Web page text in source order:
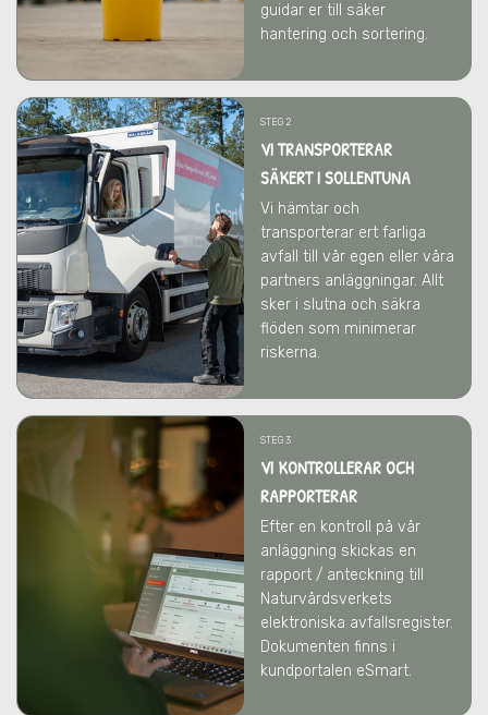
guidar er till säker
hantering och sortering.
STEG 2
VI TRANSPORTERAR
SÄKERT I SOLLENTUNA
Vi hämtar och
transporterar ert farliga
avfall till vår egen eller våra
partners anläggningar. Allt
sker i slutna och säkra
flöden som minimerar
riskerna.
STEG 3
VI KONTROLLERAR OCH
RAPPORTERAR
Efter en kontroll på vår
anläggning skickas en
rapport / anteckning till
Naturvårdsverkets
elektroniska avfallsregister.
Dokumenten finns i
kundportalen eSmart.